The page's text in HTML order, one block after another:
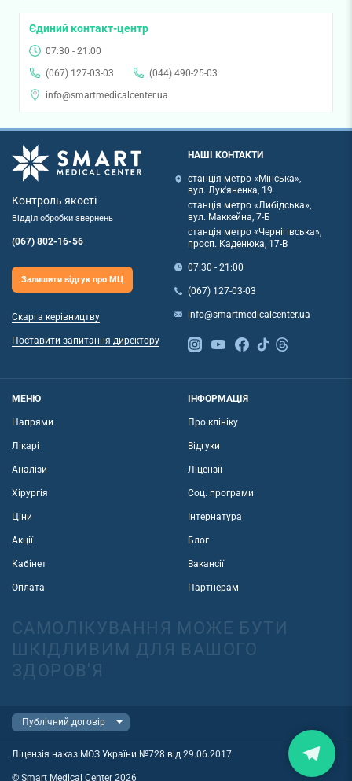
Єдиний контакт-центр
07:30 - 21:00
(067) 127-03-03
(044) 490-25-03
info@smartmedicalcenter.ua
Контроль якості
Відділ обробки звернень
(067) 802-16-56
Залишити відгук про МЦ
Скарга керівництву
Поставити запитання директору
НАШІ КОНТАКТИ
станція метро «Мінська»,
вул. Лук'яненка, 19
станція метро «Либідська»,
вул. Маккейна, 7-Б
станція метро «Чернігівська»,
просп. Каденюка, 17-В
07:30 - 21:00
(067) 127-03-03
info@smartmedicalcenter.ua
МЕНЮ
Напрями
Лікарі
Аналізи
Хірургія
Ціни
Акції
Кабінет
Оплата
ІНФОРМАЦІЯ
Про клініку
Відгуки
Ліцензії
Соц. програми
Інтернатура
Блог
Вакансії
Партнерам
САМОЛІКУВАННЯ МОЖЕ БУТИ
ШКІДЛИВИМ ДЛЯ ВАШОГО
ЗДОРОВ'Я
Ліцензія наказ МОЗ України №728 від 29.06.2017
© Smart Medical Center 2026